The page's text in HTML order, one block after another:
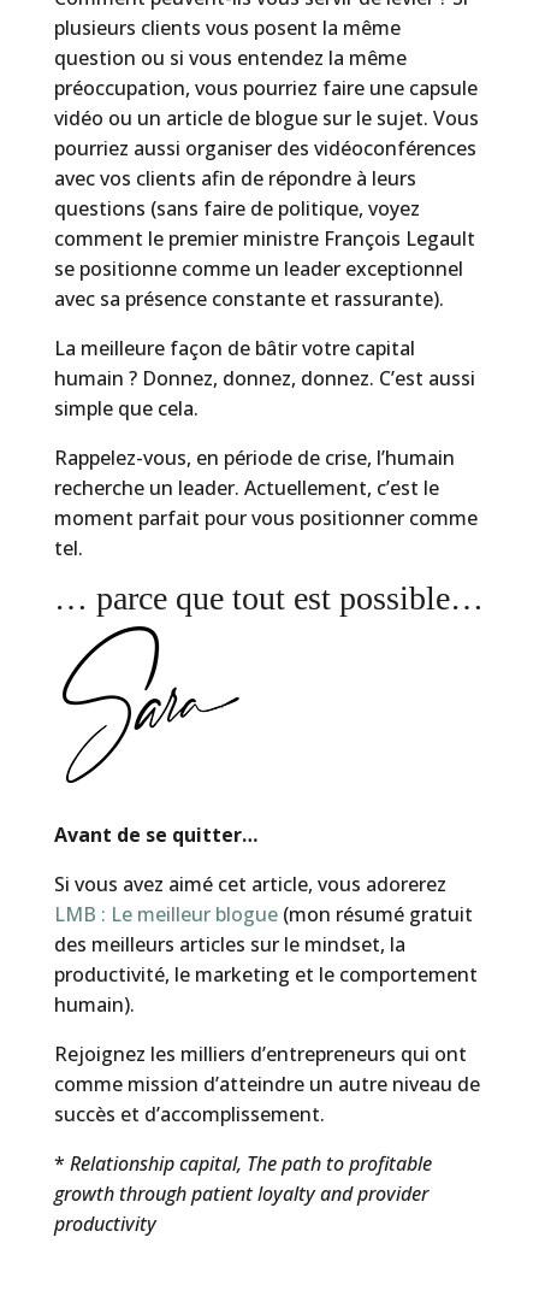
plusieurs clients vous posent la même
question ou si vous entendez la même
préoccupation, vous pourriez faire une capsule
vidéo ou un article de blogue sur le sujet. Vous
pourriez aussi organiser des vidéoconférences
avec vos clients afin de répondre à leurs
questions (sans faire de politique, voyez
comment le premier ministre François Legault
se positionne comme un leader exceptionnel
avec sa présence constante et rassurante).
La meilleure façon de bâtir votre capital
humain ? Donnez, donnez, donnez. C’est aussi
simple que cela.
Rappelez-vous, en période de crise, l’humain
recherche un leader. Actuellement, c’est le
moment parfait pour vous positionner comme
tel.
… parce que tout est possible…
Avant de se quitter…
Si vous avez aimé cet article, vous adorerez
LMB : Le meilleur blogue(mon résumé gratuit
des meilleurs articles sur le mindset, la
productivité, le marketing et le comportement
humain).
Rejoignez les milliers d’entrepreneurs qui ont
comme mission d’atteindre un autre niveau de
succès et d’accomplissement.
* Relationship capital, The path to profitable
growth through patient loyalty and provider
productivity